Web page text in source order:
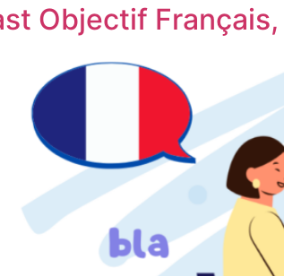
Objectif